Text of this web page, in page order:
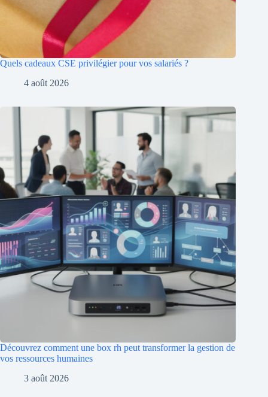
Quels cadeaux CSE privilégier pour vos salariés ?
4 août 2026
Découvrez comment une box rh peut transformer la gestion de
vos ressources humaines
3 août 2026